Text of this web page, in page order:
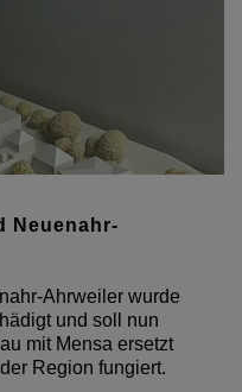
Neuenahr-
Ahrweiler wurde
und soll nun
mit Mensa ersetzt
Region fungiert.